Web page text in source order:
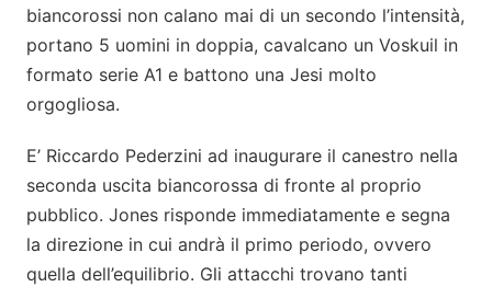
biancorossi non calano mai di un secondo l’intensità,
portano 5 uomini in doppia, cavalcano un Voskuil in
formato serie A1 e battono una Jesi molto
orgogliosa.
E’ Riccardo Pederzini ad inaugurare il canestro nella
seconda uscita biancorossa di fronte al proprio
pubblico. Jones risponde immediatamente e segna
la direzione in cui andrà il primo periodo, ovvero
quella dell’equilibrio. Gli attacchi trovano tanti